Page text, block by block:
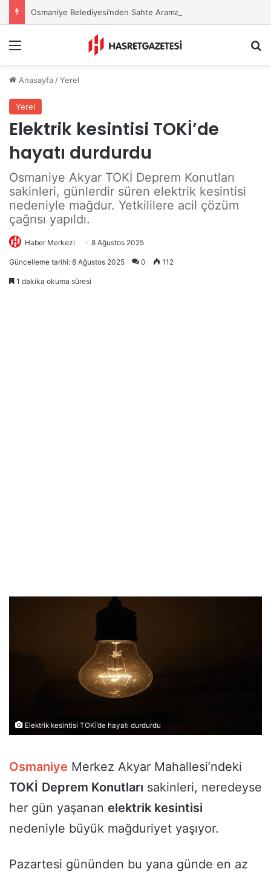
Osmaniye Belediyesi’nden Sahte Aramalara Kritik Uyarı
Anasayfa /Yerel
Yerel
Elektrik kesintisi TOKİ’de
hayatı durdurdu
Osmaniye Akyar TOKİ Deprem Konutları
sakinleri, günlerdir süren elektrik kesintisi
nedeniyle mağdur. Yetkililere acil çözüm
çağrısı yapıldı.
Haber Merkezi 8 Ağustos 2025
Güncelleme tarihi: 8 Ağustos 2025 0 112
1 dakika okuma süresi
Elektrik kesintisi TOKİ’de hayatı durdurdu
Osmaniye Merkez Akyar Mahallesi’ndeki
TOKİ Deprem Konutları sakinleri, neredeyse
her gün yaşanan elektrik kesintisi
nedeniyle büyük mağduriyet yaşıyor.
Pazartesi gününden bu yana günde en az